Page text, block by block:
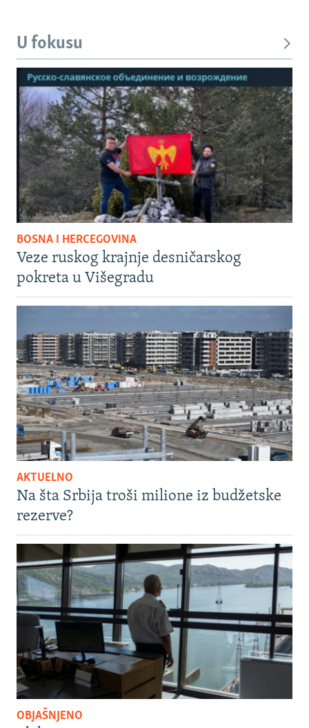
U fokusu
BOSNA I HERCEGOVINA
Veze ruskog krajnje desničarskog
pokreta u Višegradu
AKTUELNO
Na šta Srbija troši milione iz budžetske
rezerve?
OBJAŠNJENO